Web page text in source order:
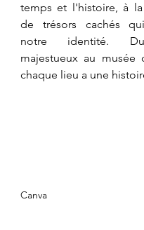
temps et l'histoire, à la
de trésors cachés
notre identité.
majestueux au musée
chaque lieu a une
Canva